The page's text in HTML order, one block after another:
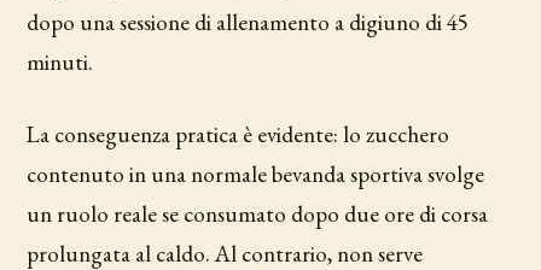
dopo una sessione di allenamento a digiuno di 45
minuti.
La conseguenza pratica è evidente: lo zucchero
contenuto in una normale bevanda sportiva svolge
un ruolo reale se consumato dopo due ore di corsa
prolungata al caldo. Al contrario, non serve